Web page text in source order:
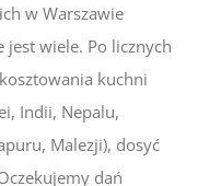
w Warszawie
jest wiele. Po licznych
kuchni
Indii, Nepalu,
Malezji), dosyć
dań